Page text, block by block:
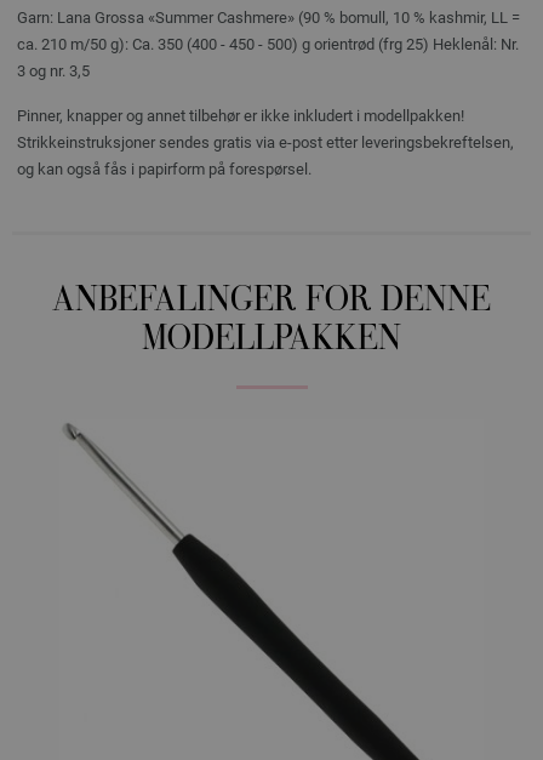
Garn: Lana Grossa «Summer Cashmere» (90 % bomull, 10 % kashmir, LL =
ca. 210 m/50 g): Ca. 350 (400 - 450 - 500) g orientrød (frg 25) Heklenål: Nr.
3 og nr. 3,5
Pinner, knapper og annet tilbehør er ikke inkludert i modellpakken!
Strikkeinstruksjoner sendes gratis via e-post etter leveringsbekreftelsen,
og kan også fås i papirform på forespørsel.
ANBEFALINGER FOR DENNE
MODELLPAKKEN